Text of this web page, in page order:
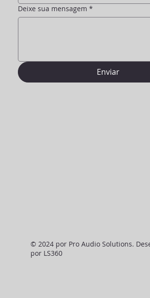
Deixe sua mensagem *
Enviar
© 2024 por Pro Audio Solutions.
por LS360